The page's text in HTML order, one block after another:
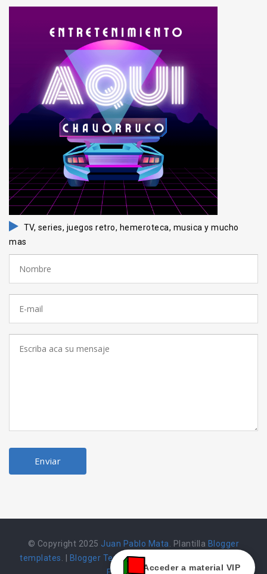
Acceder a material VIP
TV, series, juegos retro, hemeroteca, musica y mucho
mas
© Copyright 2025 Juan Pablo Mata . Plantilla Blogger
templates
Blogger Templates